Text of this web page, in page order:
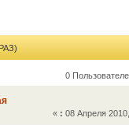
0
« : 08 Апреля